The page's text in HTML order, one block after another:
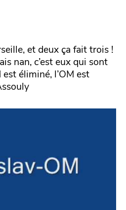
et deux ça fait trois !
nan, c’est eux qui sont
est éliminé, l’OM est